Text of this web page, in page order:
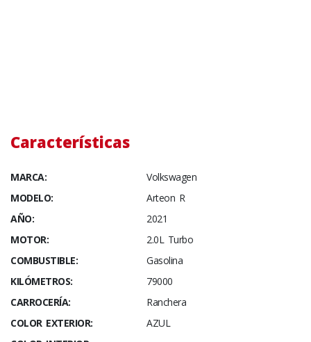
Características
MARCA:
Volkswagen
MODELO:
Arteon R
AÑO:
2021
MOTOR:
2.0L Turbo
COMBUSTIBLE:
Gasolina
KILÓMETROS:
79000
CARROCERÍA:
Ranchera
COLOR EXTERIOR:
AZUL